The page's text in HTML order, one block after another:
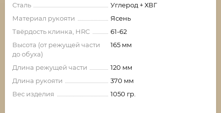
Сталь
Углерод + ХВГ
Материал рукояти
Ясень
Твёрдость клинка, HRC
61-62
Высота (от режущей части
до обуха)
165 мм
Длина режущей части
120 мм
Длина рукояти
370 мм
Вес изделия
1050 гр.